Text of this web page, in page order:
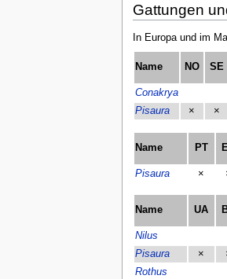
Gattungen
In Europa und im
Name NO SE
Conakrya
Pisaura
× ×
Name PT
Pisaura
×
Name UA
Nilus
Pisaura
×
Rothus